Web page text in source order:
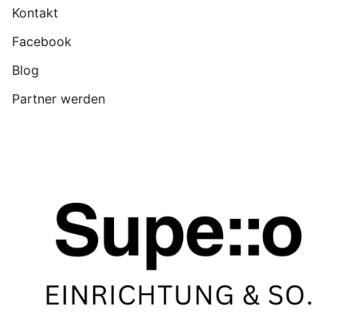
Kontakt
Facebook
Blog
Partner werden